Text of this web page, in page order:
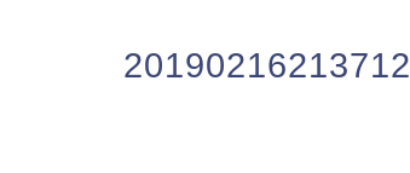
20190216213712